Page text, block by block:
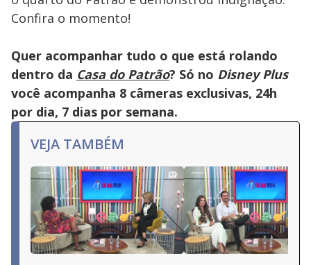
key
or
activating
button.
Confira o momento!
Quer acompanhar tudo o que está rolando
dentro da Casa do Patrão? Só no Disney Plus
você acompanha 8 câmeras exclusivas, 24h
por dia, 7 dias por semana.
VEJA TAMBÉM